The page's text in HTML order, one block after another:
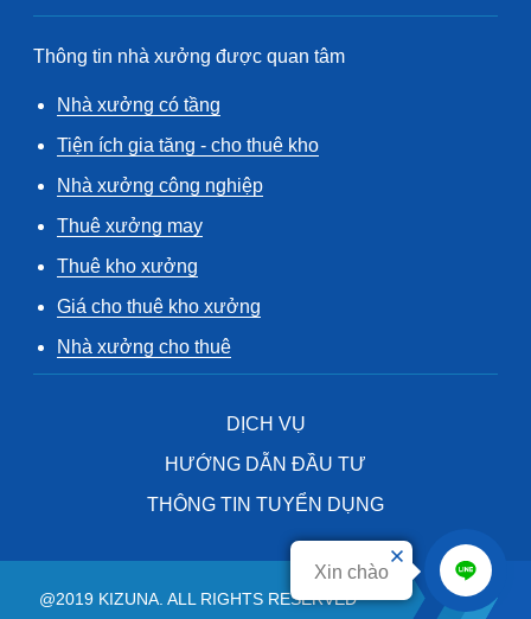
Xin chào
Thông tin nhà xưởng được quan tâm
Nhà xưởng có tầng
Tiện ích gia tăng - cho thuê kho
Nhà xưởng công nghiệp
Thuê xưởng may
Thuê kho xưởng
Giá cho thuê kho xưởng
Nhà xưởng cho thuê
DỊCH VỤ
HƯỚNG DẪN ĐẦU TƯ
THÔNG TIN TUYỂN DỤNG
@2019 KIZUNA. ALL RIGHTS RESERVED